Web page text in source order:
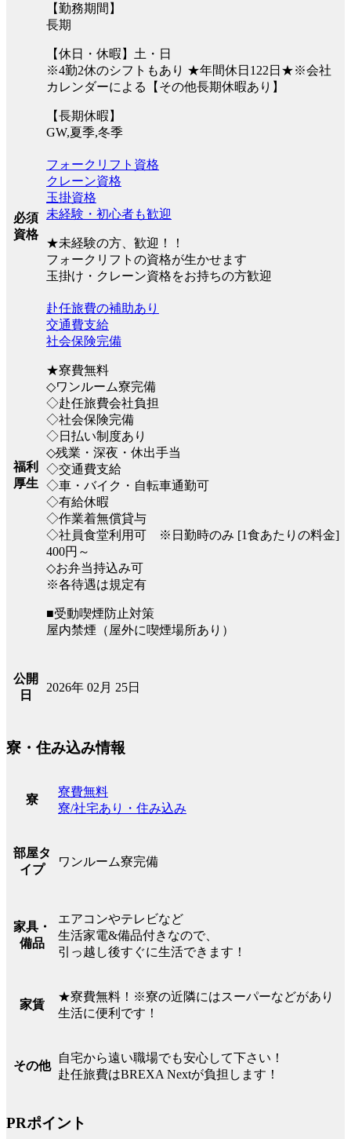
【勤務期間】
長期
【休日・休暇】土・日
※4勤2休のシフトもあり ★年間休日122日★※会社
カレンダーによる【その他長期休暇あり】
【長期休暇】
GW,夏季,冬季
必須
資格
フォークリフト資格
クレーン資格
玉掛資格
未経験・初心者も歓迎
★未経験の方、歓迎！！
フォークリフトの資格が生かせます
玉掛け・クレーン資格をお持ちの方歓迎
福利
厚生
赴任旅費の補助あり
交通費支給
社会保険完備
★寮費無料
◇ワンルーム寮完備
◇赴任旅費会社負担
◇社会保険完備
◇日払い制度あり
◇残業・深夜・休出手当
◇交通費支給
◇車・バイク・自転車通勤可
◇有給休暇
◇作業着無償貸与
◇社員食堂利用可 ※日勤時のみ [1食あたりの料金]
400円～
◇お弁当持込み可
※各待遇は規定有
■受動喫煙防止対策
屋内禁煙（屋外に喫煙場所あり）
公開
日
2026年 02月 25日
寮・住み込み情報
寮
寮費無料
寮/社宅あり・住み込み
部屋タ
イプ
ワンルーム寮完備
家具・
備品
エアコンやテレビなど
生活家電&備品付きなので、
引っ越し後すぐに生活できます！
家賃
★寮費無料！※寮の近隣にはスーパーなどがあり
生活に便利です！
その他
自宅から遠い職場でも安心して下さい！
赴任旅費はBREXA Nextが負担します！
PRポイント